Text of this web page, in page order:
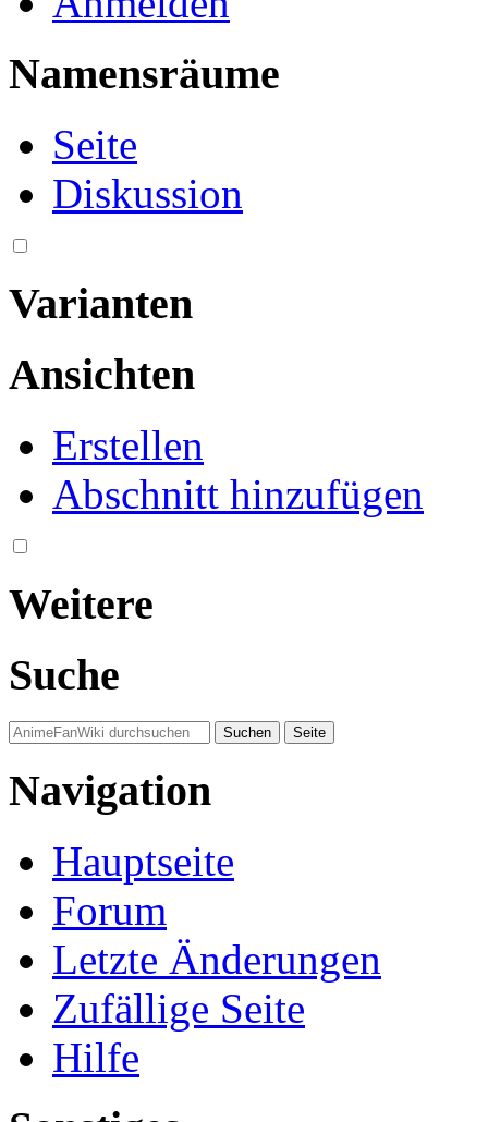
Namensräume
Seite
Diskussion
Varianten
Ansichten
Erstellen
Abschnitt hinzufügen
Weitere
Suche
Navigation
Hauptseite
Forum
Letzte Änderungen
Zufällige Seite
Hilfe